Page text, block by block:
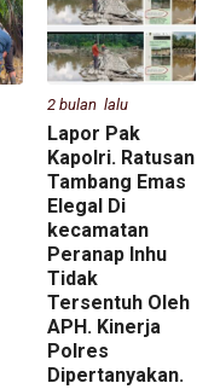
2 bulan lalu
Lapor Pak
Kapolri. Ratusan
Tambang Emas
Elegal Di
kecamatan
Peranap Inhu
Tidak
Tersentuh Oleh
APH. Kinerja
Polres
Dipertanyakan.